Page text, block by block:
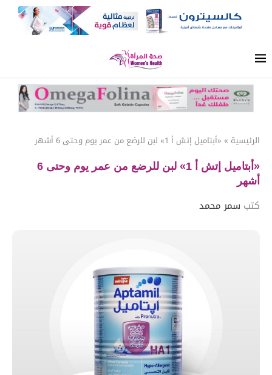
الرئيسية » «أبتاميل إتش أ 1» لبن للرضع من عمر يوم وحتى 6 أشهر
«أبتاميل إتش أ 1» لبن للرضع من عمر يوم وحتى 6
أشهر
كتب سمر محمد